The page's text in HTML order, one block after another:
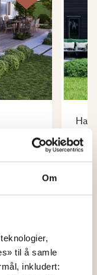
Om
til å samle
inkludert:
kr